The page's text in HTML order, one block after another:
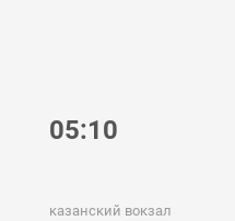
05:10
казанский вокзал